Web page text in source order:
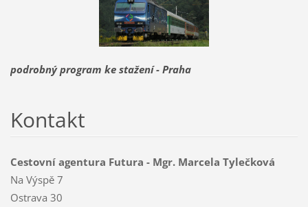
podrobný program ke stažení - Praha
Kontakt
Cestovní agentura Futura - Mgr. Marcela Tylečková
Na Výspě 7
Ostrava 30